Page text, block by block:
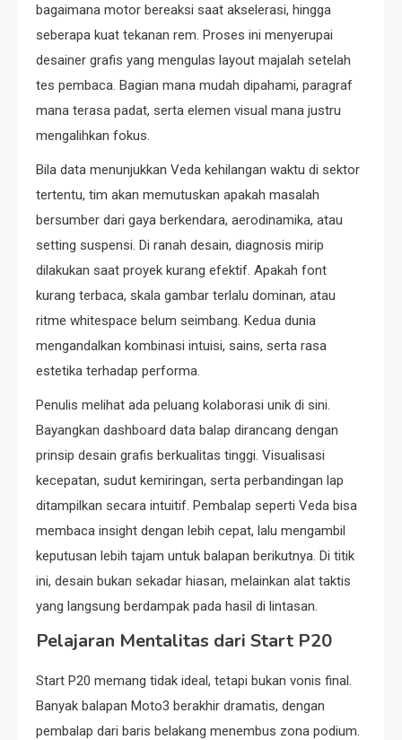
bagaimana motor bereaksi saat akselerasi, hingga
seberapa kuat tekanan rem. Proses ini menyerupai
desainer grafis yang mengulas layout majalah setelah
tes pembaca. Bagian mana mudah dipahami, paragraf
mana terasa padat, serta elemen visual mana justru
mengalihkan fokus.
Bila data menunjukkan Veda kehilangan waktu di sektor
tertentu, tim akan memutuskan apakah masalah
bersumber dari gaya berkendara, aerodinamika, atau
setting suspensi. Di ranah desain, diagnosis mirip
dilakukan saat proyek kurang efektif. Apakah font
kurang terbaca, skala gambar terlalu dominan, atau
ritme whitespace belum seimbang. Kedua dunia
mengandalkan kombinasi intuisi, sains, serta rasa
estetika terhadap performa.
Penulis melihat ada peluang kolaborasi unik di sini.
Bayangkan dashboard data balap dirancang dengan
prinsip desain grafis berkualitas tinggi. Visualisasi
kecepatan, sudut kemiringan, serta perbandingan lap
ditampilkan secara intuitif. Pembalap seperti Veda bisa
membaca insight dengan lebih cepat, lalu mengambil
keputusan lebih tajam untuk balapan berikutnya. Di titik
ini, desain bukan sekadar hiasan, melainkan alat taktis
yang langsung berdampak pada hasil di lintasan.
Pelajaran Mentalitas dari Start P20
Start P20 memang tidak ideal, tetapi bukan vonis final.
Banyak balapan Moto3 berakhir dramatis, dengan
pembalap dari baris belakang menembus zona podium.